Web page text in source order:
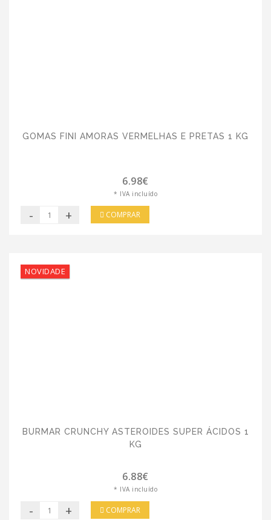
GOMAS FINI AMORAS VERMELHAS E PRETAS 1 KG
6.98€
* IVA incluído
- + COMPRAR
NOVIDADE
BURMAR CRUNCHY ASTEROIDES SUPER ÁCIDOS 1
KG
6.88€
* IVA incluído
- + COMPRAR